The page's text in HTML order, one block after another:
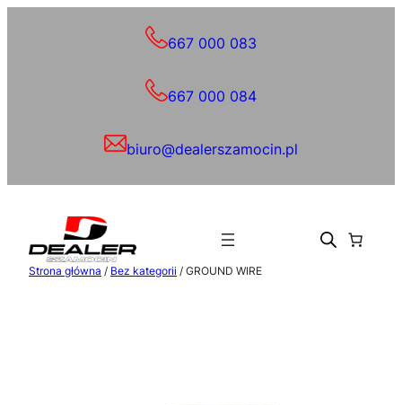
667 000 083
667 000 084
biuro@dealerszamocin.pl
Strona główna / Bez kategorii / GROUND WIRE